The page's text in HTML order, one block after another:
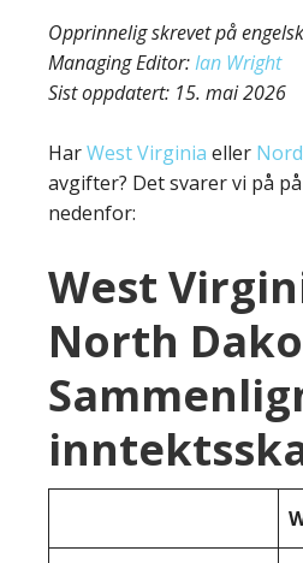
Opprinnelig skrevet på
Managing Editor:Ian Wright
Sist oppdatert: 15. mai 2026
HarWest Virginia eller
avgifter? Det svarer vi på
nedenfor:
West
North